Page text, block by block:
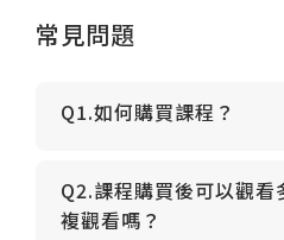
常見問題
Q1.如何購買課程？
Q2.課程購買後可以觀看
複觀看嗎？